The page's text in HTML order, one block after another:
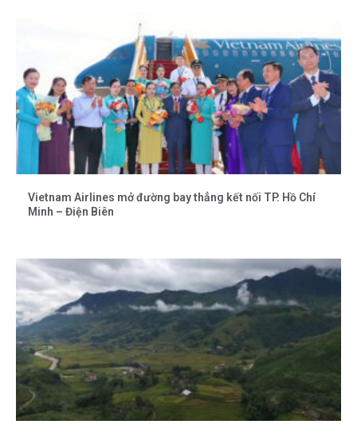
Vietnam Airlines mở đường bay thẳng kết nối TP. Hồ Chí
Minh – Điện Biên